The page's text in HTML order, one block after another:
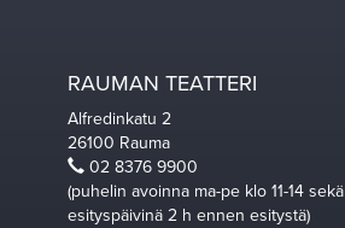
RAUMAN TEATTERI
Alfredinkatu 2
26100 Rauma
02 8376 9900
(puhelin avoinna ma-pe klo 11-14 sekä
esityspäivinä 2 h ennen esitystä)